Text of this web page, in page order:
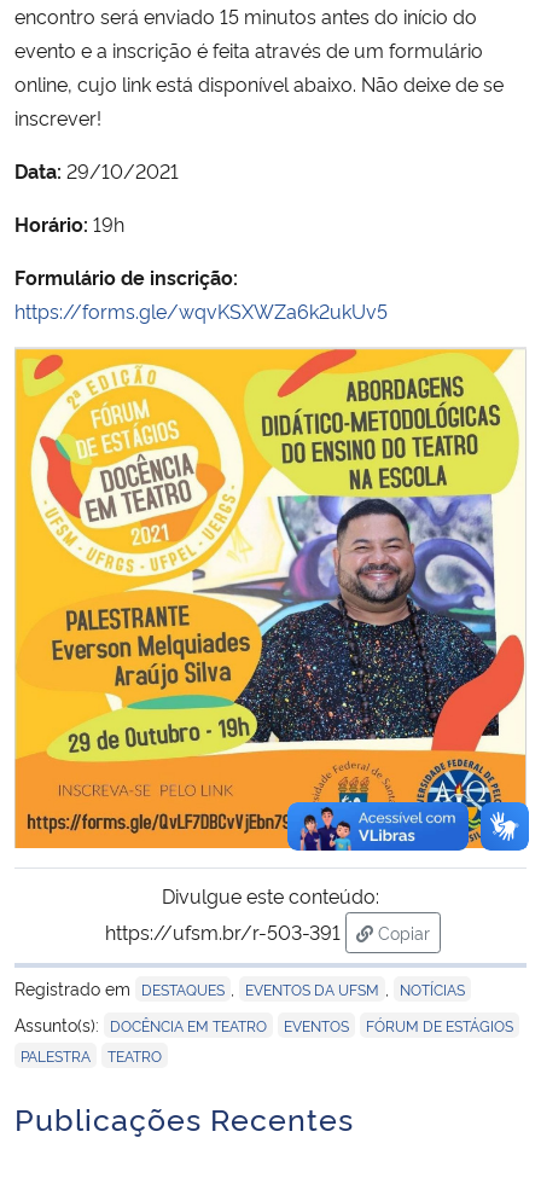
Ministério do Desenvolvimento Regional
Controladoria-Geral da União
Secretaria de Governo
Advocacia-Geral da União
Banco Central do Brasil
Planalto
encontro será enviado 15 minutos antes do início do
evento e a inscrição é feita através de um formulário
online, cujo link está disponível abaixo. Não deixe de se
inscrever!
Data: 29/10/2021
Horário: 19h
Formulário de inscrição:
https://forms.gle/wqvKSXWZa6k2ukUv5
Divulgue este conteúdo:
https://ufsm.br/r-503-391
Copiar
para área de
Registrado em
DESTAQUES EVENTOS DA UFSM NOTÍCIAS
Assunto(s): DOCÊNCIA EM TEATRO EVENTOS FÓRUM DE ESTÁGIOS
PALESTRA TEATRO
Publicações Recentes